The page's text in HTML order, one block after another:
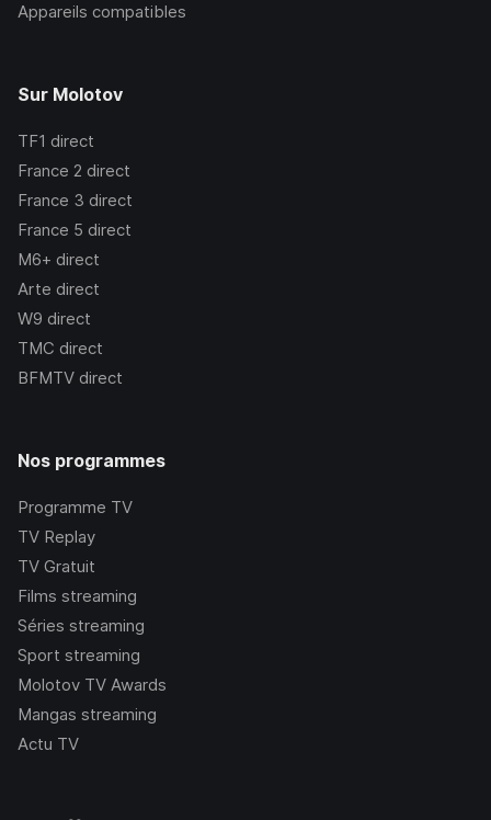
Appareils compatibles
Sur Molotov
TF1 direct
France 2 direct
France 3 direct
France 5 direct
M6+ direct
Arte direct
W9 direct
TMC direct
BFMTV direct
Nos programmes
Programme TV
TV Replay
TV Gratuit
Films streaming
Séries streaming
Sport streaming
Molotov TV Awards
Mangas streaming
Actu TV